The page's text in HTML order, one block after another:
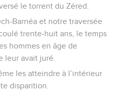
le torrent du Zéred.
Barnéa et notre traversée
trente-huit ans, le temps
hommes en âge de
leur avait juré.
les atteindre à l’intérieur
disparition.